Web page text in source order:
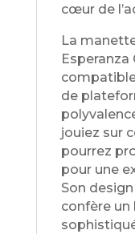
cœur de
La
Esperanza
de
jouiez sur
pourrez
pour une
Son
confère